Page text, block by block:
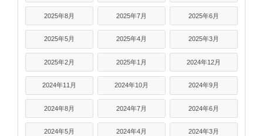
2025年8月 2025年7月 2025年6月
2025年5月 2025年4月 2025年3月
2025年2月 2025年1月 2024年12月
2024年11月 2024年10月 2024年9月
2024年8月 2024年7月 2024年6月
2024年5月 2024年4月 2024年3月